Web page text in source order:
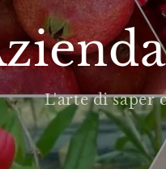
L'arte di saper